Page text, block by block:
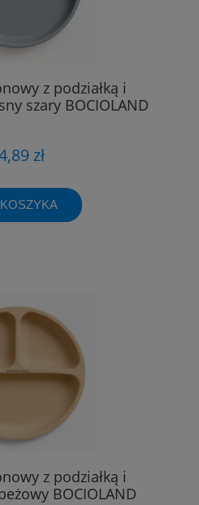
z podziałką i
szary BOCIOLAND
zł
z podziałką i
BOCIOLAND